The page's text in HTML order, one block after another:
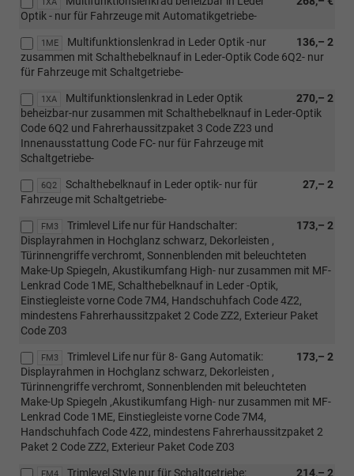
1XA
Optik - nur für Fahrzeuge mit Automatikgetriebe-
1ME 136,– 2
Multifunktionslenkrad in Leder Optik -nur
zusammen mit Schalthebelknauf in Leder-Optik Code 6Q2- nur
für Fahrzeuge mit Schaltgetriebe-
1XA 270,– 2
Multifunktionslenkrad in Leder Optik
beheizbar-nur zusammen mit Schalthebelknauf in Leder-Optik
Code 6Q2 und Fahrerhaussitzpaket 3 Code Z23 und
Innenausstattung Code FC- nur für Fahrzeuge mit
Schaltgetriebe-
6Q2 27,– 2
Schalthebelknauf in Leder optik- nur für
Fahrzeuge mit Schaltgetriebe-
FM3 173,– 2
Trimlevel Life nur für Handschalter:
Displayrahmen in Hochglanz schwarz, Dekorleisten ,
Türinnengriffe verchromt, Sonnenblenden mit beleuchteten
Make-Up Spiegeln, Akustikumfang High- nur zusammen mit MF-
Lenkrad Code 1ME, Schalthebelknauf in Leder -Optik,
Einstiegleiste vorne Code 7M4, Handschuhfach Code 4Z2,
mindestens Fahrerhaussitzpaket 2 Code ZZ2, Exterieur Paket
Code Z03
FM3 173,– 2
Trimlevel Life nur für 8- Gang Automatik:
Displayrahmen in Hochglanz schwarz, Dekorleisten ,
Türinnengriffe verchromt, Sonnenblenden mit beleuchteten
Make-Up Spiegeln ,Akustikumfang High- nur zusammen mit MF-
Lenkrad Code 1ME, Einstiegleiste vorne Code 7M4,
Handschuhfach Code 4Z2, mindestens Fahrerhaussitzpaket 2
Paket 2 Code ZZ2, Exterieur Paket Code Z03
214,– 2
Trimlevel Style nur für Schaltgetriebe: